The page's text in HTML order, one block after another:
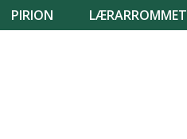
PIRION LÆRARROMMET